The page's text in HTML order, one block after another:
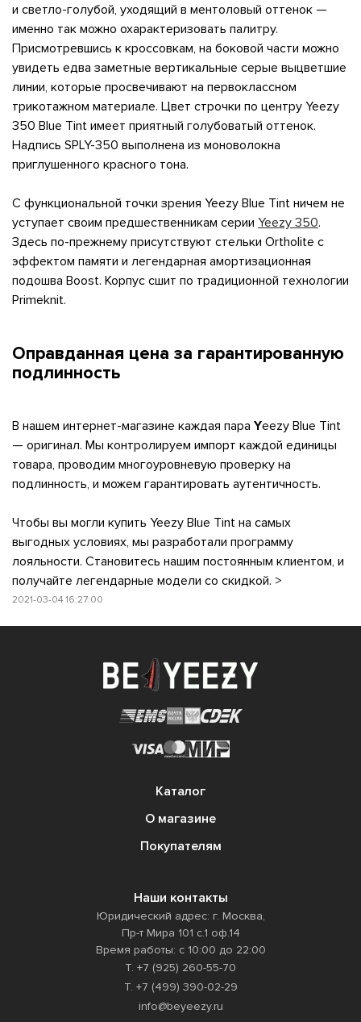
и светло-голубой, уходящий в ментоловый оттенок —
именно так можно охарактеризовать палитру.
Присмотревшись к кроссовкам, на боковой части можно
увидеть едва заметные вертикальные серые выцветшие
линии, которые просвечивают на первоклассном
трикотажном материале. Цвет строчки по центру Yeezy
350 Blue Tint имеет приятный голубоватый оттенок.
Надпись SPLY-350 выполнена из моноволокна
приглушенного красного тона.
С функциональной точки зрения Yeezy Blue Tint ничем не
уступает своим предшественникам серии Yeezy 350.
Здесь по-прежнему присутствуют стельки Ortholite с
эффектом памяти и легендарная амортизационная
подошва Boost. Корпус сшит по традиционной технологии
Primeknit.
Оправданная цена за гарантированную
подлинность
В нашем интернет-магазине каждая пара Yeezy Blue Tint
— оригинал. Мы контролируем импорт каждой единицы
товара, проводим многоуровневую проверку на
подлинность, и можем гарантировать аутентичность.
Чтобы вы могли купить Yeezy Blue Tint на самых
выгодных условиях, мы разработали программу
лояльности. Становитесь нашим постоянным клиентом, и
получайте легендарные модели со скидкой. >
2021-03-04 16:27:00
Каталог
О магазине
Покупателям
Наши контакты
Юридический адрес: г. Москва,
Пр-т Мира 101 с.1 оф.14
Время работы: с 10:00 до 22:00
Т. +7 (925) 260-55-70
Т. +7 (499) 390-02-29
info@beyeezy.ru